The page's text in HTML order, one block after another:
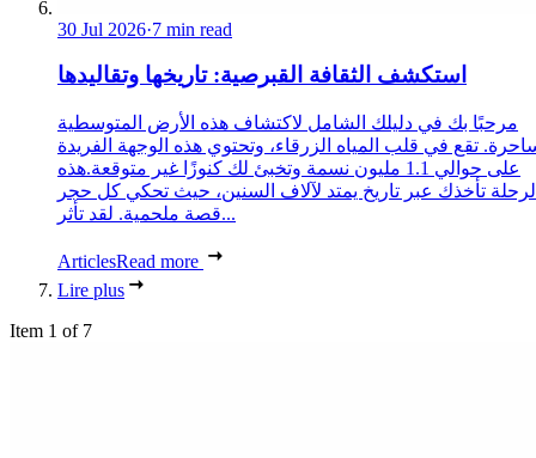
30 Jul 2026·7 min read
استكشف الثقافة القبرصية: تاريخها وتقاليدها
مرحبًا بك في دليلك الشامل لاكتشاف هذه الأرض المتوسطية
تقع في قلب المياه الزرقاء، وتحتوي هذه الوجهة الفريدة
على حوالي 1.1 مليون نسمة وتخبئ لك كنوزًا غير متوقعة.هذه
تأخذك عبر تاريخ يمتد لآلاف السنين، حيث تحكي كل حجر
قصة ملحمية. لقد تأثر...
ArticlesRead more
Lire plus
Item 1 of 7